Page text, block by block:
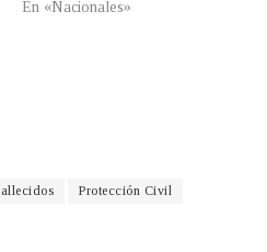
En «Nacionales»
Protección Civil